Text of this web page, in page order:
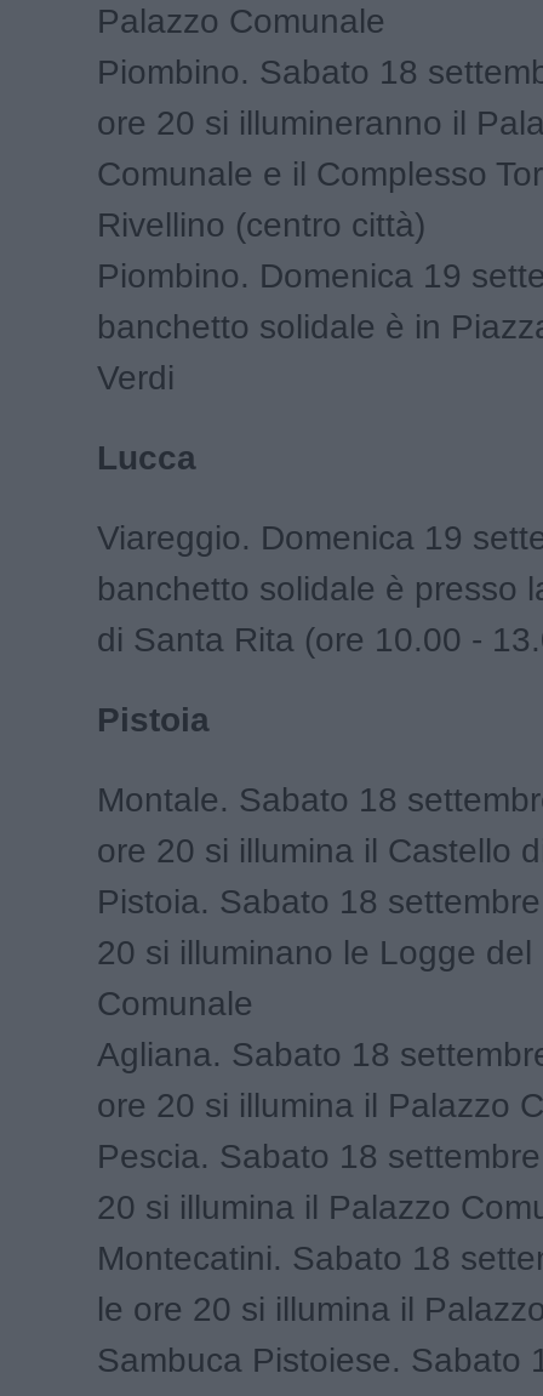
Palazzo Comunale
Piombino. Sabato 18
ore 20 si illumineranno il
Comunale e il Complesso
Rivellino (centro città)
Piombino. Domenica 19
banchetto solidale è in
Verdi
Lucca
Viareggio. Domenica 19
banchetto solidale è presso
di Santa Rita (ore 10.00 -
Pistoia
Montale. Sabato 18
ore 20 si illumina il Castello
Pistoia. Sabato 18
20 si illuminano le Logge del
Comunale
Agliana. Sabato 18
ore 20 si illumina il Palazzo
Pescia. Sabato 18
20 si illumina il Palazzo
Montecatini. Sabato 18
le ore 20 si illumina il
Sambuca Pistoiese. Sabato